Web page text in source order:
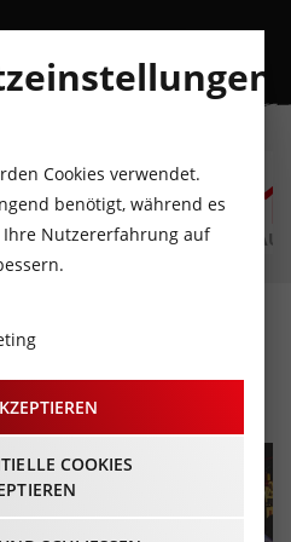
SO
9
AUGUST
MO
10
AUGUST
Turbobier –
Wien
Cookies verwendet.
benötigt, während es
Nutzererfahrung auf
COOKIES